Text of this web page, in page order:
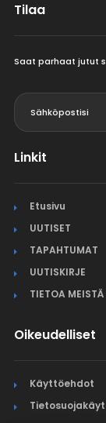
Tilaa
Saat parhaat jutut
Linkit
Etusivu
UUTISET
TAPAHTUMAT
UUTISKIRJE
TIETOA MEISTÄ
Oikeudelliset
Käyttöehdot